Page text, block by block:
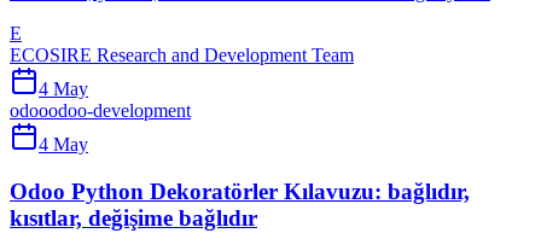
E
ECOSIRE Research and Development Team
4 May
odooodoo-development
4 May
Odoo Python Dekoratörler Kılavuzu: bağlıdır,
kısıtlar, değişime bağlıdır